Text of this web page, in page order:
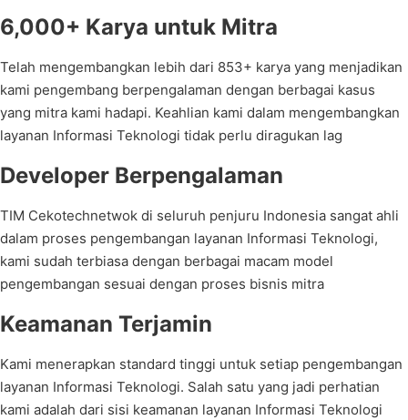
6,000+ Karya untuk Mitra
Telah mengembangkan lebih dari 853+ karya yang menjadikan
kami pengembang berpengalaman dengan berbagai kasus
yang mitra kami hadapi. Keahlian kami dalam mengembangkan
layanan Informasi Teknologi tidak perlu diragukan lag
Developer Berpengalaman
TIM Cekotechnetwok di seluruh penjuru Indonesia sangat ahli
dalam proses pengembangan layanan Informasi Teknologi,
kami sudah terbiasa dengan berbagai macam model
pengembangan sesuai dengan proses bisnis mitra
Keamanan Terjamin
Kami menerapkan standard tinggi untuk setiap pengembangan
layanan Informasi Teknologi. Salah satu yang jadi perhatian
kami adalah dari sisi keamanan layanan Informasi Teknologi